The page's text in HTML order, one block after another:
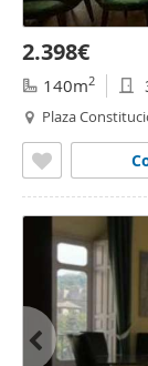
2.398€
140m2
Plaza